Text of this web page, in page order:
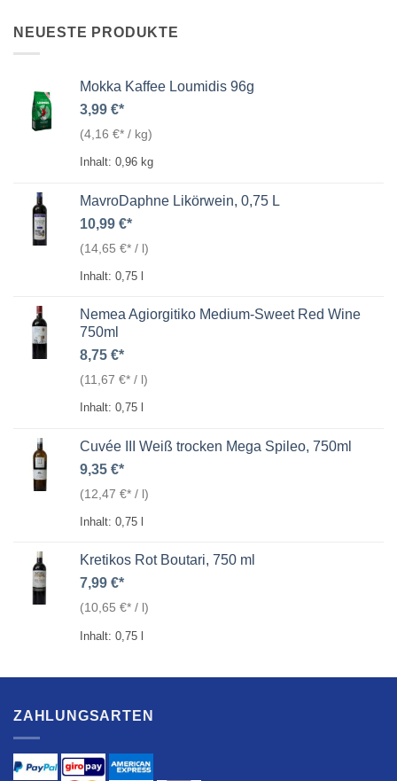
NEUESTE PRODUKTE
Mokka Kaffee Loumidis 96g
3,99 €
(4,16 € / kg)
Inhalt: 0,96 kg
MavroDaphne Likörwein, 0,75 L
10,99 €
(14,65 € / l)
Inhalt: 0,75
Nemea Agiorgitiko Medium-Sweet Red Wine
750ml
8,75 €
(11,67 € / l)
Inhalt: 0,75
Cuvée III Weiß trocken Mega Spileo, 750ml
9,35 €
(12,47 € / l)
Inhalt: 0,75
Kretikos Rot Boutari, 750 ml
7,99 €
(10,65 € / l)
Inhalt: 0,75 l
ZAHLUNGSARTEN